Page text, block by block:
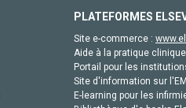
PLATEFORMES
Site e-commerce :
Aide à la pratique
Portail pour les
Site d'information sur
E-learning pour les